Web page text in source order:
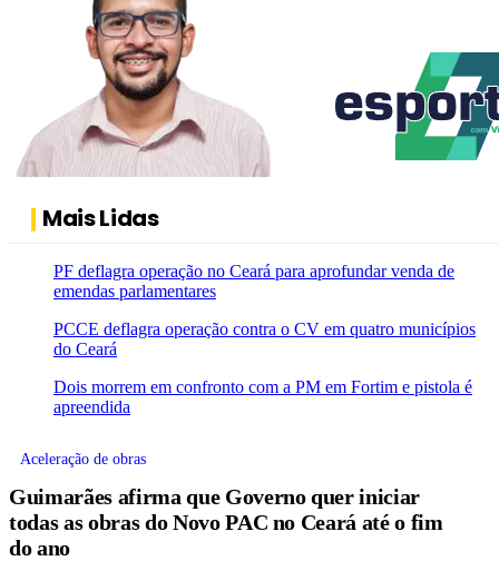
Mais Lidas
PF deflagra operação no Ceará para aprofundar venda de
emendas parlamentares
PCCE deflagra operação contra o CV em quatro municípios
do Ceará
Dois morrem em confronto com a PM em Fortim e pistola é
apreendida
Aceleração de obras
Guimarães afirma que Governo quer iniciar
todas as obras do Novo PAC no Ceará até o fim
do ano